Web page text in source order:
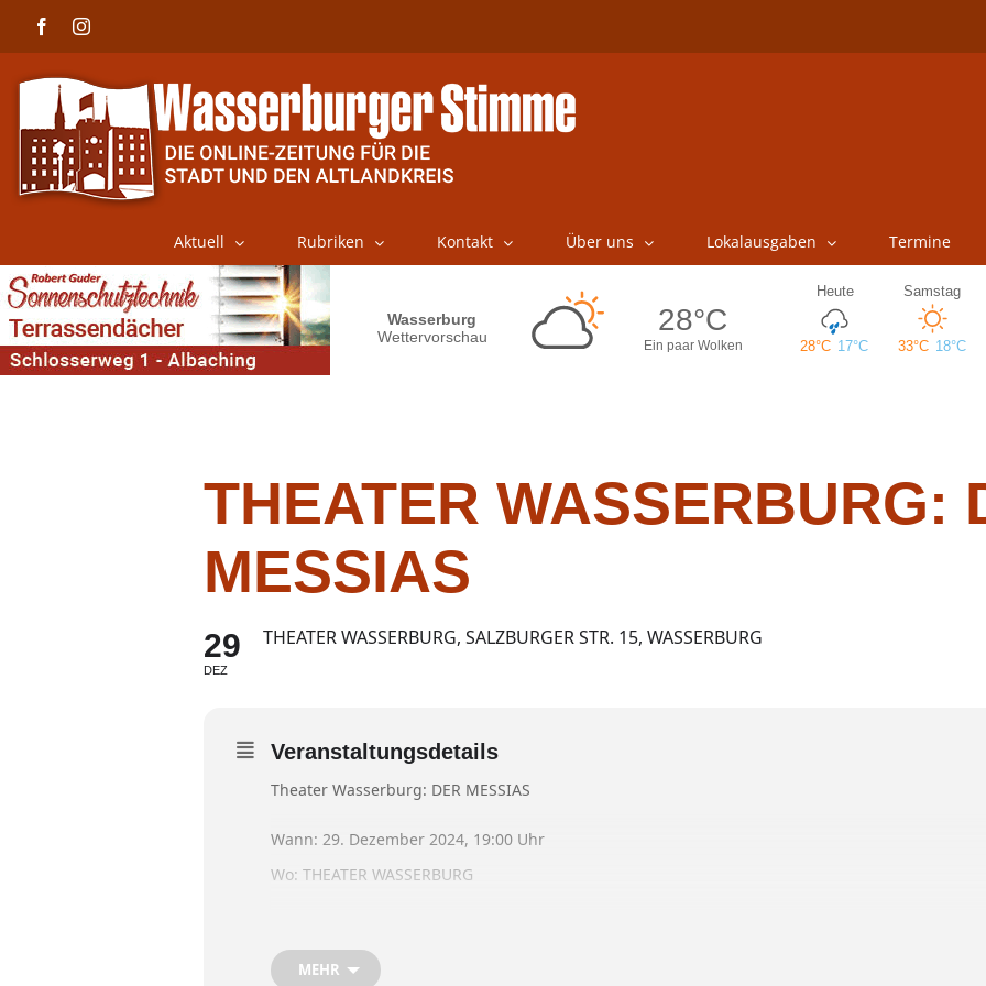
FacebookInstagram
Aktuell Rubriken Kontakt Über uns Lokalausgaben Termine
THEATER WASSERBURG:
MESSIAS
29
DEZ
THEATER WASSERBURG, SALZBURGER STR. 15, WASSERBURG
Veranstaltungsdetails
Theater Wasserburg: DER MESSIAS
Wann: 29. Dezember 2024, 19:00 Uhr
Wo: THEATER WASSERBURG
Deutsch von Ulrike Hofmann & Volker Ludwig
•••
MEHR